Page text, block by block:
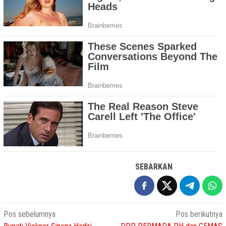
SEBARKAN
Navigasi
Pos sebelumnya
Pos berikutnya